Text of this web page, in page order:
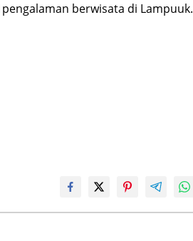
berwisata di Lampuuk.